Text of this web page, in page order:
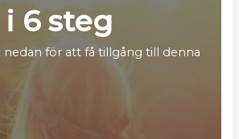
i 6 steg
nedan för att få tillgång till denna